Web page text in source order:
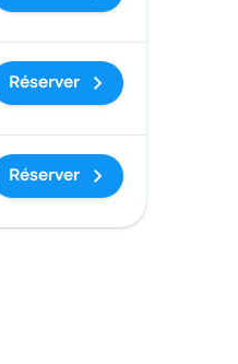
Réserver
Réserver